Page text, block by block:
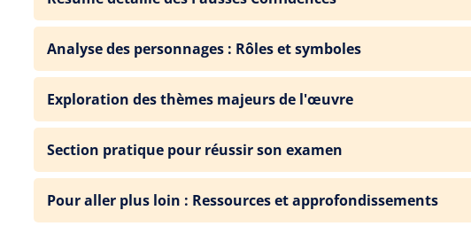
Analyse des personnages : Rôles et symboles
Exploration des thèmes majeurs de l'œuvre
Section pratique pour réussir son examen
Pour aller plus loin : Ressources et approfondissements